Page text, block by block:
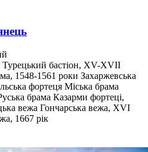
Турецький бастіон, XV-XVII
1548-1561 роки Захаржевська
фортеця Міська брама
брама Казарми фортеці,
вежа Гончарська вежа, XVI
1667 рік